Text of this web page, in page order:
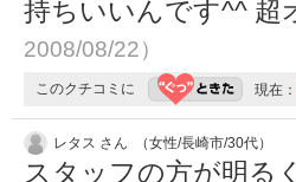
持ちいいんです^^
2008/08/22）
このクチコミに 現在：
レタス さん （女性/長崎市/30代）
スタッフの方が明る